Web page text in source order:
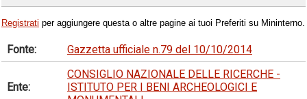
Registrati per aggiungere questa o altre pagine ai tuoi Preferiti su Mininterno.
Fonte: Gazzetta ufficiale n.79 del 10/10/2014
Ente:
CONSIGLIO NAZIONALE DELLE RICERCHE -
ISTITUTO PER I BENI ARCHEOLOGICI E